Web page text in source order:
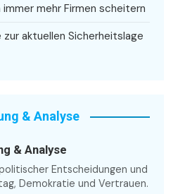
immer mehr Firmen scheitern
zur aktuellen Sicherheitslage
& Analyse
& Analyse
Entscheidungen und
Demokratie und Vertrauen.